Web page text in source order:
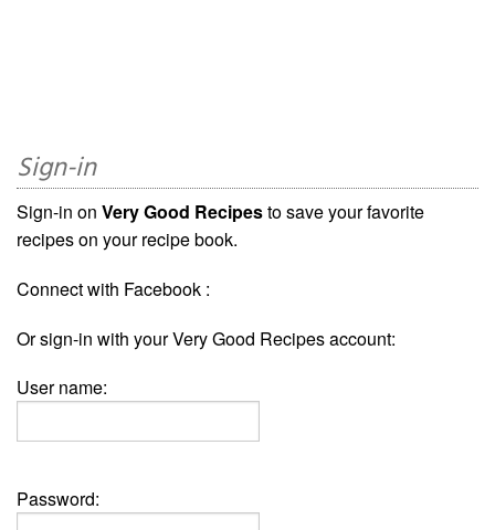
Sign-in
Sign-in on Very Good Recipesto save your favorite
recipes on your recipe book.
Connect with Facebook :
Or sign-in with your Very Good Recipes account:
User name:
Password: